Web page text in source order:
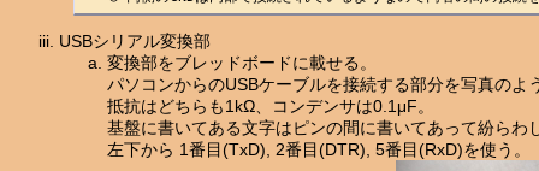
USBシリアル変換部
変換部をブレッドボードに載せる。
パソコンからのUSBケーブルを接続する部分を写真のよ
抵抗はどちらも1kΩ、コンデンサは0.1μF。
基盤に書いてある文字はピンの間に書いてあって紛らわ
左下から 1番目(TxD), 2番目(DTR), 5番目(RxD)を使う。